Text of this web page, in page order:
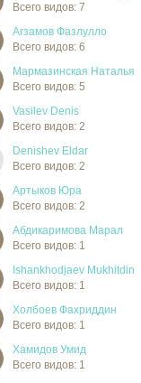
Всего видов: 7
Агзамов Фазлулло
Всего видов: 6
Мармазинская Наталья
Всего видов: 5
Vasilev Denis
Всего видов: 2
Denishev Eldar
Всего видов: 2
Артыков Юра
Всего видов: 2
Абдикаримова Марал
Всего видов: 1
Ishankhodjaev Mukhitdin
Всего видов: 1
Холбоев Фахриддин
Всего видов: 1
Хамидов Умид
Всего видов: 1